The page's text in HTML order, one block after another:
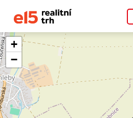
+
−